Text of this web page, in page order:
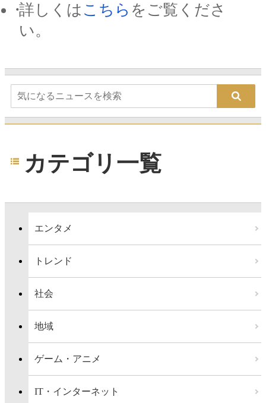
詳しくは こちら をご覧くださ
い。
カテゴリ一覧
エンタメ
トレンド
社会
地域
ゲーム・アニメ
IT・インターネット